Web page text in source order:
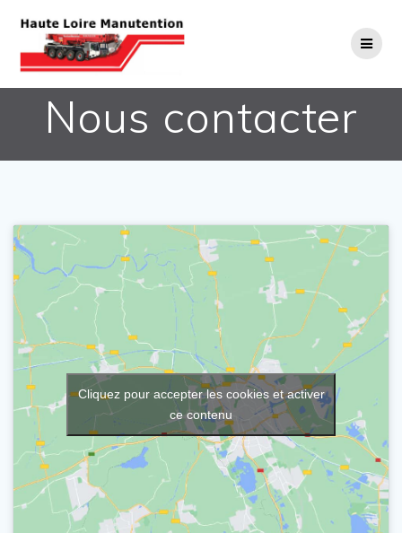
Nous contacter
Cliquez pour accepter les cookies et activer
ce contenu